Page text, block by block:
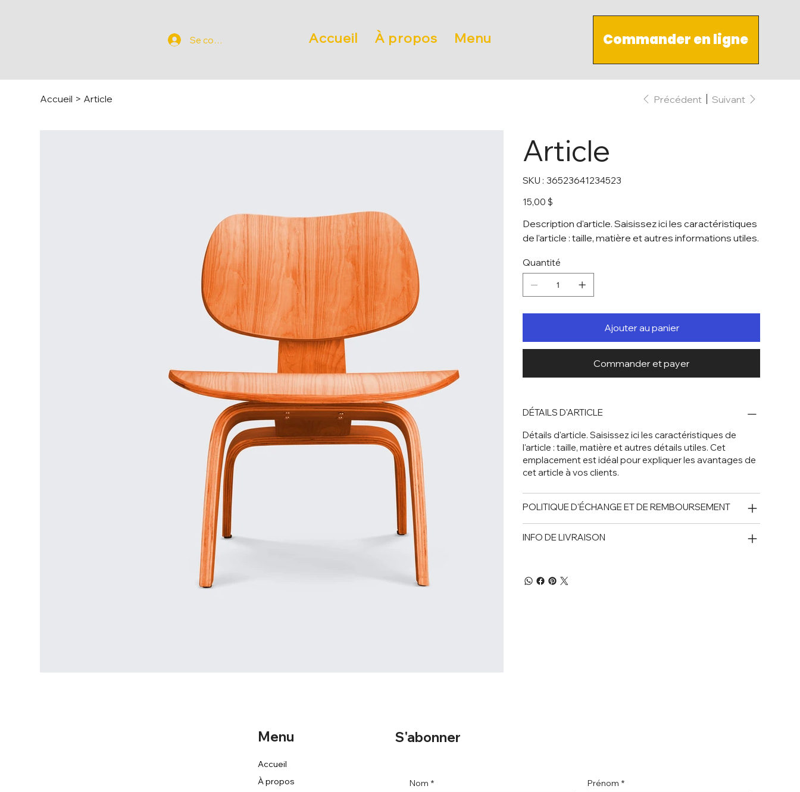
Se connecter Accueil À propos Menu Commander en ligne
Accueil > Article Précédent Suivant
Article
SKU : SKU
36523641234523
36523641234523
Prix
15,00 $
Description d'article. Saisissez ici les caractéristiques
de l'article : taille, matière et autres informations utiles.
Quantité
Ajouter au panier
Commander et payer
DÉTAILS D'ARTICLE
Détails d'article. Saisissez ici les caractéristiques de
l'article : taille, matière et autres détails utiles. Cet
emplacement est idéal pour expliquer les avantages de
cet article à vos clients.
POLITIQUE D'ÉCHANGE ET DE REMBOURSEMENT
INFO DE LIVRAISON
Accueil
À propos
Menu
Nom * Prénom *
S'abonner